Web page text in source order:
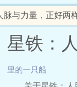
脉与力量，正好两
星铁：
里的一只船